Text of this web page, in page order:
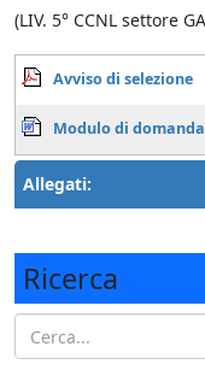
(LIV. 5° CCNL settore
Allegati:
Avviso di selezione
Modulo di domanda
Ricerca